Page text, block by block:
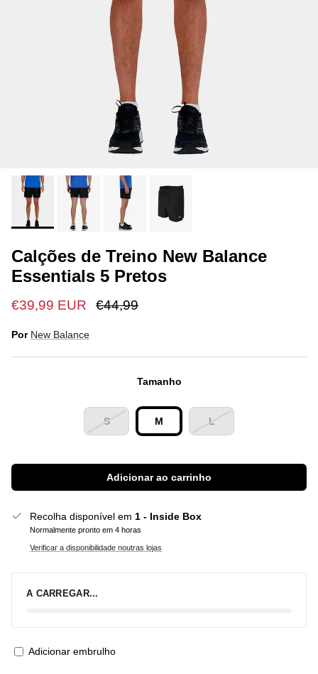
Calções de Treino New Balance
Essentials 5 Pretos
€39,99 EUR €44,99
Por New Balance
Tamanho
S M L
Adicionar ao carrinho
Recolha disponível em 1 - Inside Box
Normalmente pronto em 4 horas
Verificar a disponibilidade noutras lojas
A CARREGAR...
Adicionar embrulho